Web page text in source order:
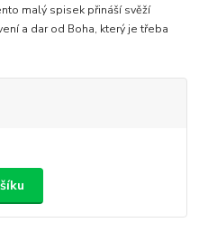
malý spisek přináší svěží
a dar od Boha, který je třeba